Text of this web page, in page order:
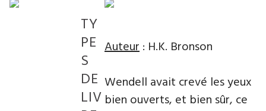
Auteur: H.K. Bronson
Wendell avait crevé les yeux
bien ouverts, et bien sûr, ce
TY
PE
S
DE
LIV